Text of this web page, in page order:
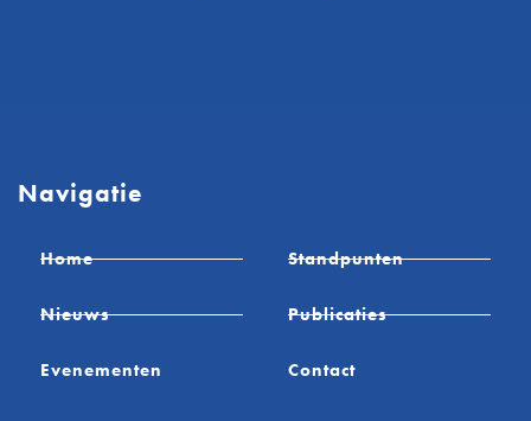
Navigatie
Home
Nieuws
Evenementen
Standpunten
Publicaties
Contact